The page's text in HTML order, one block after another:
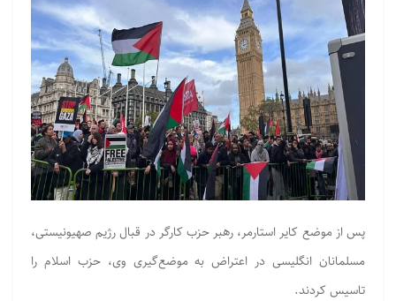
پس از موضع کایر استارمر، رهبر حزب کارگر در قبال رژیم صهیونیستی،
مسلمانان انگلیسی در اعتراض به موضع‌گیری وی، حزب اسلام را
تاسیس کردند.